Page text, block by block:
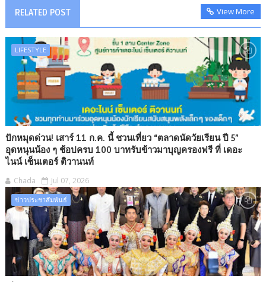
RELATED POST View More
LIFESTYLE
ปักหมุดด่วน! เสาร์ 11 ก.ค. นี้ ชวนเที่ยว “ตลาดนัดวัยเรียน ปี 5”
อุดหนุนน้อง ๆ ช้อปครบ 100 บาทรับข้าวมาบุญครองฟรี ที่ เดอะ
ไนน์ เซ็นเตอร์ ติวานนท์
Chada Jul 07, 2026
ข่าวประชาสัมพันธ์